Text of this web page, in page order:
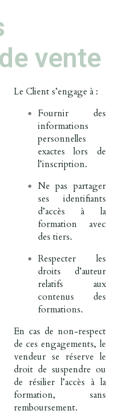
vente
Le Client s’engage à :
Fournir des
informations
personnelles
exactes lors de
l’inscription.
Ne pas partager
ses identifiants
d’accès à la
formation avec
des tiers.
Respecter les
droits d’auteur
relatifs aux
contenus des
formations.
En cas de non-respect
de ces engagements, le
vendeur se réserve le
droit de suspendre ou
de résilier l’accès à la
formation, sans
remboursement.